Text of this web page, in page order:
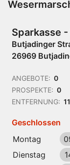
Sparkasse -
Butjadinger
26969
ANGEBOTE: 0
PROSPEKTE: 0
ENTFERNUNG:
Geschlossen
Montag
Dienstag